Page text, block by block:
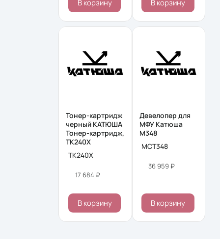
В корзину В корзину
Тонер-картридж
черный КАТЮША
Тонер-картридж,
TK240X
TK240X
17 684 ₽
В корзину
Девелопер для
МФУ Катюша
M348
MCT348
36 959 ₽
В корзину